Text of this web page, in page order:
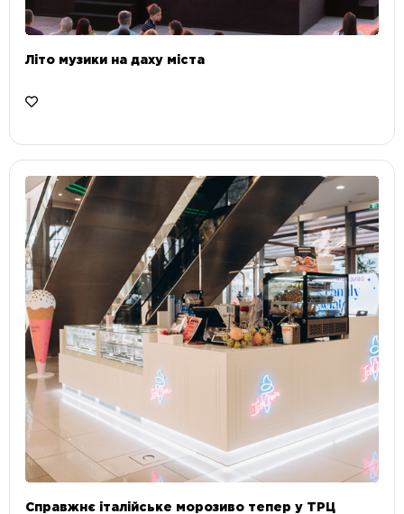
Літо музики на даху міста
Справжнє італійське морозиво тепер у ТРЦ